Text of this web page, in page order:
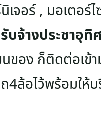
จอร์ , มอเตอร์
จ้างประชาอุทิ
ของ ก็ติดต่อเข้
4ล้อไว้พร้อมให้